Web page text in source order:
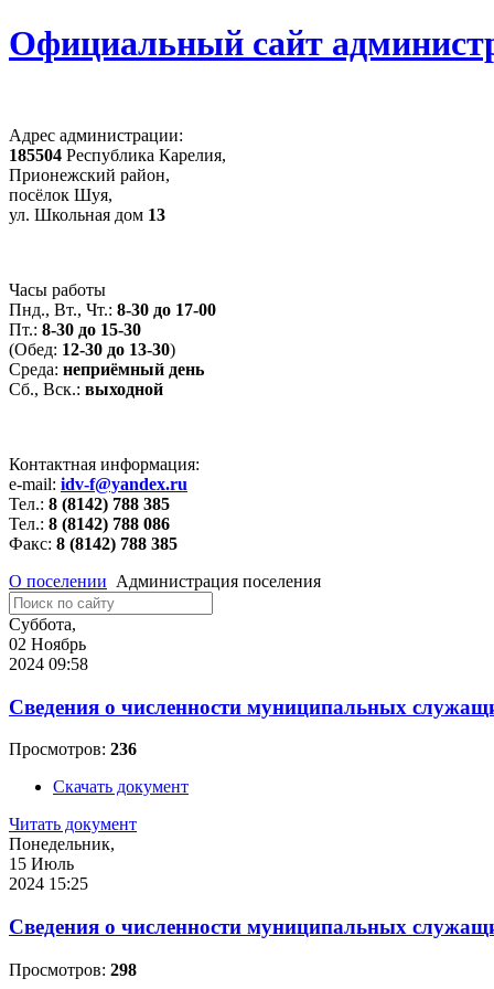
Официальный сайт
Адрес администрации:
185504 Республика Карелия,
Прионежский район,
посёлок Шуя,
ул. Школьная дом 13
Часы работы
Пнд., Вт., Чт.: 8-30 до 17-00
Пт.: 8-30 до 15-30
(Обед: 12-30 до 13-30)
Среда: неприёмный день
Сб., Вск.: выходной
Контактная информация:
e-mail: idv-f@yandex.ru
Тел.: 8 (8142) 788 385
Тел.: 8 (8142) 788 086
Факс: 8 (8142) 788 385
О поселении Администрация поселения
Суббота,
02 Ноябрь
2024 09:58
Сведения о численности муниципальных
Просмотров: 236
Скачать документ
Читать документ
Понедельник,
15 Июль
2024 15:25
Сведения о численности муниципальных
Просмотров: 298